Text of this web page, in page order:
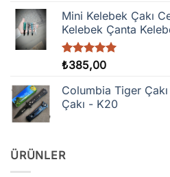
Mini Kelebek Çakı
Kelebek Çanta
5 üzerinden
oy
aldı
₺385,00
Columbia Tiger Çakı
Çakı - K20
ÜRÜNLER